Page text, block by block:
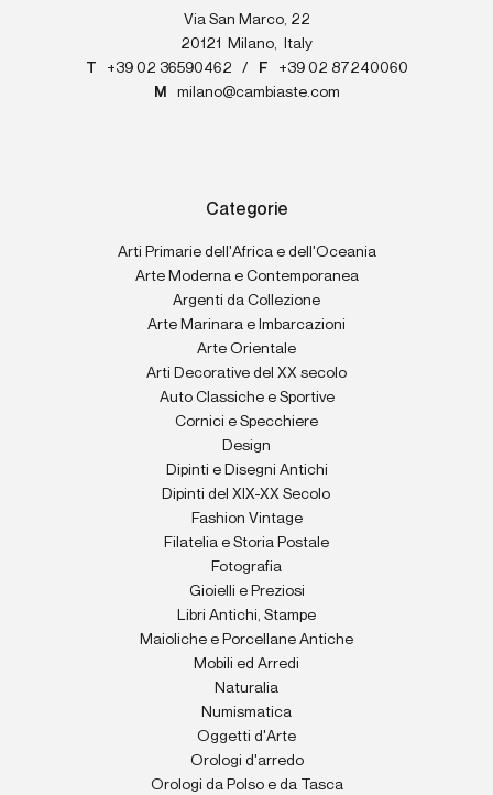
Via San Marco, 22
20121
Milano,
Italy
T
+39 02 36590462 / F
+39 02 87240060
M
milano@cambiaste.com
Categorie
Arti Primarie dell'Africa e dell'Oceania
Arte Moderna e Contemporanea
Argenti da Collezione
Arte Marinara e Imbarcazioni
Arte Orientale
Arti Decorative del XX secolo
Auto Classiche e Sportive
Cornici e Specchiere
Design
Dipinti e Disegni Antichi
Dipinti del XIX-XX Secolo
Fashion Vintage
Filatelia e Storia Postale
Fotografia
Gioielli e Preziosi
Libri Antichi, Stampe
Maioliche e Porcellane Antiche
Mobili ed Arredi
Naturalia
Numismatica
Oggetti d'Arte
Orologi d'arredo
Orologi da Polso e da Tasca